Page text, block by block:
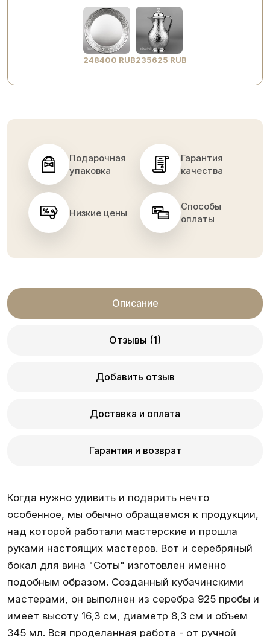
248400 RUB235625 RUB
Подарочная
упаковка
Гарантия
качества
Низкие цены
Способы
оплаты
Описание
Отзывы (1)
Добавить отзыв
Доставка и оплата
Гарантия и возврат
Когда нужно удивить и подарить нечто
особенное, мы обычно обращаемся к продукции,
над которой работали мастерские и прошла
руками настоящих мастеров. Вот и серебряный
бокал для вина "Соты" изготовлен именно
подобным образом. Созданный кубачинскими
мастерами, он выполнен из серебра 925 пробы и
имеет высоту 16,3 см, диаметр 8,3 см и объем
345 мл. Вся проделанная работа - от ручной